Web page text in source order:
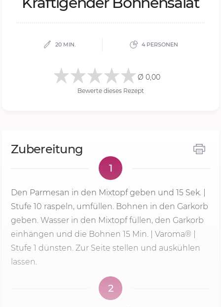
20 MIN. 4 PERSONEN
Ø 0,00
Bewerte dieses Rezept
Zubereitung
1
Den Parmesan in den Mixtopf geben und 15 Sek.
Stufe 10 raspeln, umfüllen. Bohnen in den Garkorb
geben. Wasser in den Mixtopf füllen, den Garkorb
einhängen und die Bohnen 15 Min.
| Varoma® |
Stufe 1 dünsten. Zur Seite stellen und auskühlen
lassen.
2